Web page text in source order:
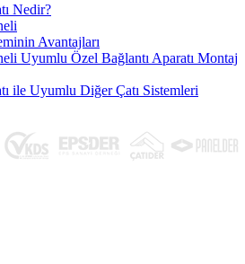
Nedir?
Avantajları
Uyumlu Özel Bağlantı Aparatı Montaj
ile Uyumlu Diğer Çatı Sistemleri